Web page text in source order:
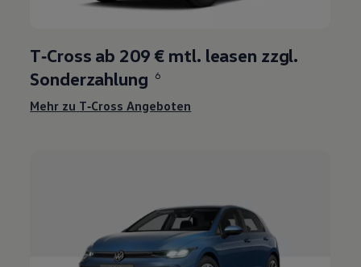
T‑Cross ab 209 € mtl. leasen zzgl.
Sonderzahlung
6
Mehr zu T‑Cross Angeboten